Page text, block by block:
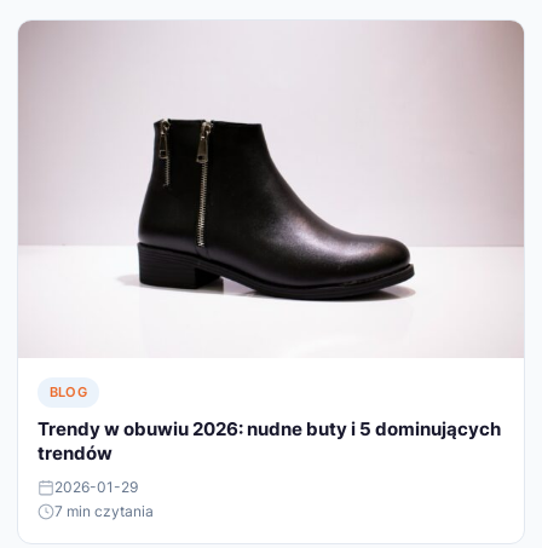
BLOG
Trendy w obuwiu 2026: nudne buty i 5 dominujących
trendów
2026-01-29
7 min czytania